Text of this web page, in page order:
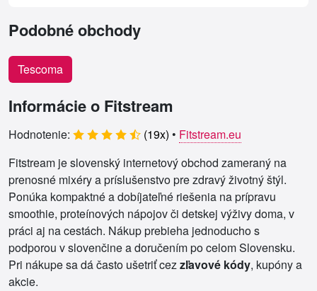
Podobné obchody
Tescoma
Informácie o Fitstream
Hodnotenie: (19x) • Fitstream.eu
Fitstream je slovenský internetový obchod zameraný na
prenosné mixéry a príslušenstvo pre zdravý životný štýl.
Ponúka kompaktné a dobíjateľné riešenia na prípravu
smoothie, proteínových nápojov či detskej výživy doma, v
práci aj na cestách. Nákup prebieha jednoducho s
podporou v slovenčine a doručením po celom Slovensku.
Pri nákupe sa dá často ušetriť cezzľavové kódy, kupóny a
akcie.